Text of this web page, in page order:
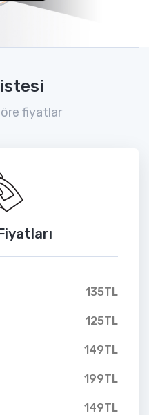
fiyatlar
135TL
125TL
149TL
199TL
149TL